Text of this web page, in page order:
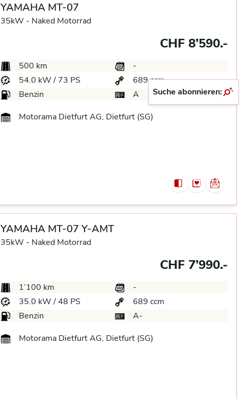
YAMAHA MT-07
35kW - Naked Motorrad
CHF 8’590.-
500 km
-
54.0 kW / 73 PS
689 ccm
Benzin
A
Motorama Dietfurt AG, Dietfurt (SG)
YAMAHA MT-07 Y-AMT
35kW - Naked Motorrad
CHF 7’990.-
1’100 km
-
35.0 kW / 48 PS
689 ccm
Benzin
A-
Motorama Dietfurt AG, Dietfurt (SG)
Suche abonnieren: